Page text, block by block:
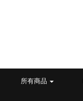
所有商品